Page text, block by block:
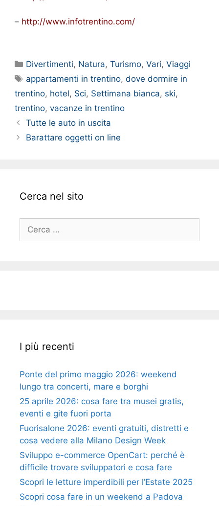
– http://www.infotrentino.com/
Categorie
Divertimenti, Natura,Turismo,Vari,Viaggi
Tag
appartamenti in trentino,dove dormire in
trentino, hotel, Sci, Settimana bianca, ski,
trentino, vacanze in trentino
Tutte le auto in uscita
Barattare oggetti on line
Cerca nel sito
Ricerca
I più recenti
Ponte del primo maggio 2026: weekend
lungo tra concerti, mare e borghi
25 aprile 2026: cosa fare tra musei gratis,
eventi e gite fuori porta
Fuorisalone 2026: eventi gratuiti, distretti e
cosa vedere alla Milano Design Week
Sviluppo e-commerce OpenCart: perché è
difficile trovare sviluppatori e cosa fare
Scopri le letture imperdibili per l’Estate 2025
Scopri cosa fare in un weekend a Padova